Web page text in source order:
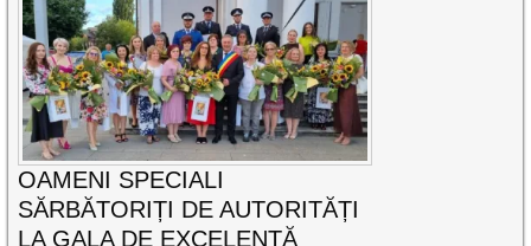
OAMENI SPECIALI
SĂRBĂTORIȚI DE AUTORITĂȚI
LA GALA DE EXCELENŢĂ